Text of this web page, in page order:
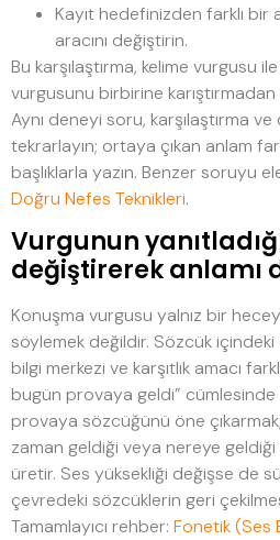
Kayıt hedefinizden farklı
aracını değiştirin.
Bu karşılaştırma, kelime vurgusu
vurgusunu birbirine karıştırmadan
Aynı deneyi soru, karşılaştırma
tekrarlayın; ortaya çıkan anlam
başlıklarla yazın. Benzer soruyu
Doğru Nefes Teknikleri.
Vurgunun
değiştirerek anlamı
Konuşma vurgusu yalnız bir
söylemek değildir. Sözcük içindeki
bilgi merkezi ve karşıtlık amacı
bugün provaya geldi”
provaya sözcüğünü öne
zaman geldiği veya nereye geldiği
üretir. Ses yüksekliği değişse de
çevredeki sözcüklerin geri
Tamamlayıcı rehber: Fonetik (Ses